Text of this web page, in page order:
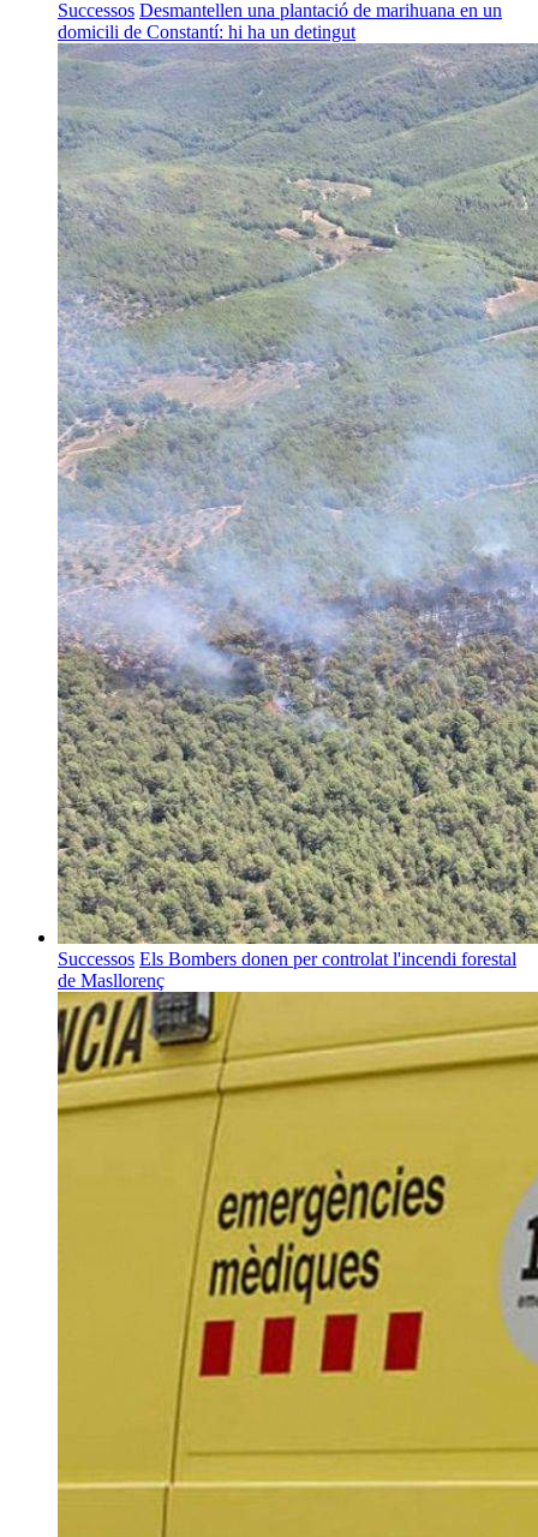
Successos Desmantellen una plantació de marihuana en un
domicili de Constantí: hi ha un detingut
Successos Els Bombers donen per controlat l'incendi forestal
de Masllorenç